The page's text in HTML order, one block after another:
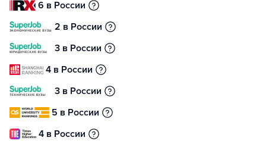
6 в России
2 в России
3 в России
4 в России
3 в России
5 в России
4 в России